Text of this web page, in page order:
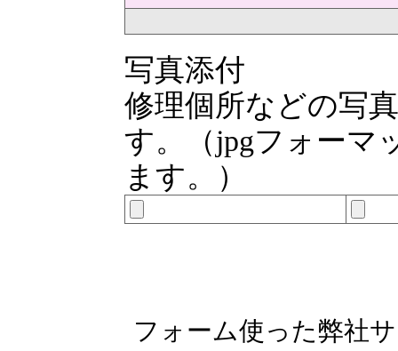
写真添付
修理個所などの写
す。（jpgフォーマ
ます。）
フォーム使った弊社